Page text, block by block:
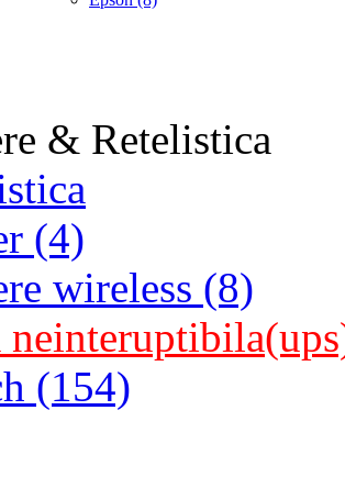
& Retelistica
(4)
wireless (8)
(154)